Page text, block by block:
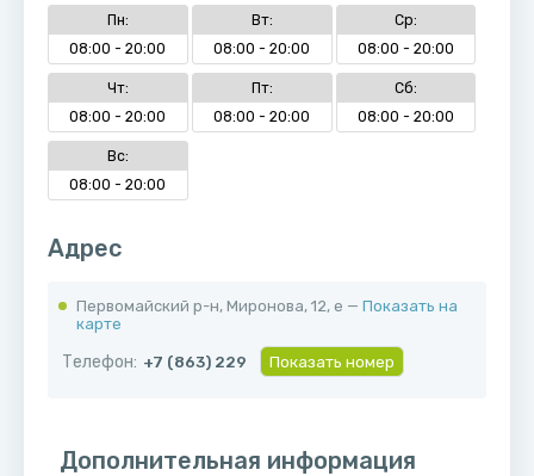
Пн:
08:00 - 20:00
Вт:
08:00 - 20:00
Ср:
08:00 - 20:00
Чт:
08:00 - 20:00
Пт:
08:00 - 20:00
Сб:
08:00 - 20:00
Вс:
08:00 - 20:00
Адрес
Первомайский р-н, ​Миронова, 12, е — Показать на
карте
Телефон: +7 (863) 229 Показать номер
Дополнительная информация